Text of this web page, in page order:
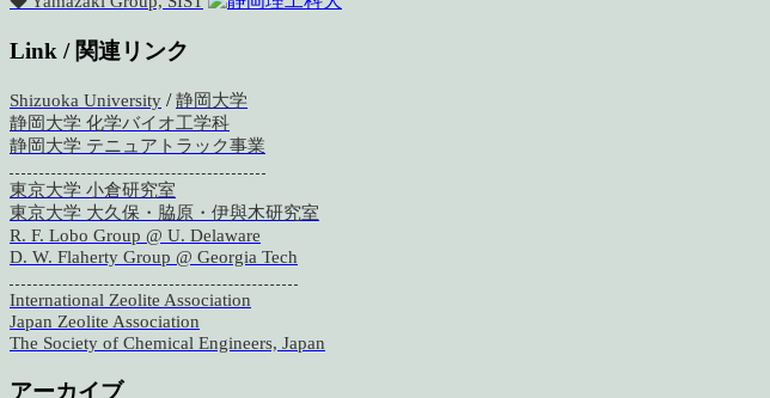
Link / 関連リンク
Shizuoka University /静岡大学
静岡大学 化学バイオ工学科
静岡大学 テニュアトラック事業
東京大学 小倉研究室
東京大学 大久保・脇原・伊與木研究室
R. F. Lobo Group @ U. Delaware
D. W. Flaherty Group @ Georgia Tech
International Zeolite Association
Japan Zeolite Association
The Society of Chemical Engineers, Japan
アーカイブ